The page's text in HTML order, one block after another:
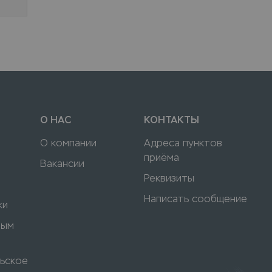
О НАС
О компании
Вакансии
КОНТАКТЫ
Адреса пунктов
приёма
Реквизиты
Написать сообщение